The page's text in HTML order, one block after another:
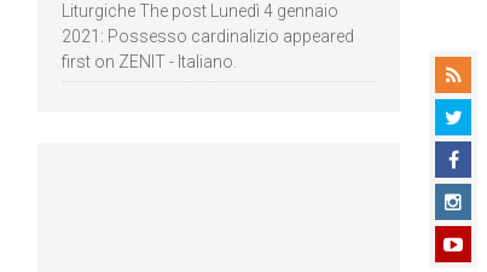
Liturgiche The post Lunedì 4 gennaio
2021: Possesso cardinalizio appeared
first on ZENIT - Italiano.